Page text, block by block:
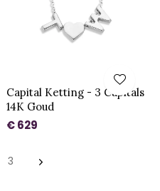
Capital Ketting - 3 Capitals
14K Goud
€ 629
3